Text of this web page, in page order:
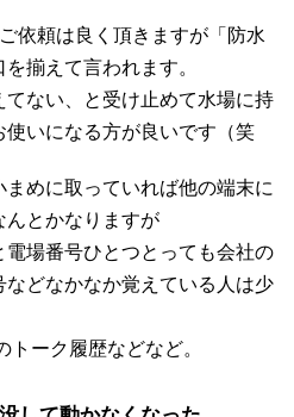
依頼は良く頂きますが「防水
揃えて言われます。
ない、と受け止めて水場に持
いになる方が良いです（笑
めに取っていれば他の端末に
んとかなりますが
場番号ひとつとっても会社の
どなかなか覚えている人は少
ーク履歴などなど。